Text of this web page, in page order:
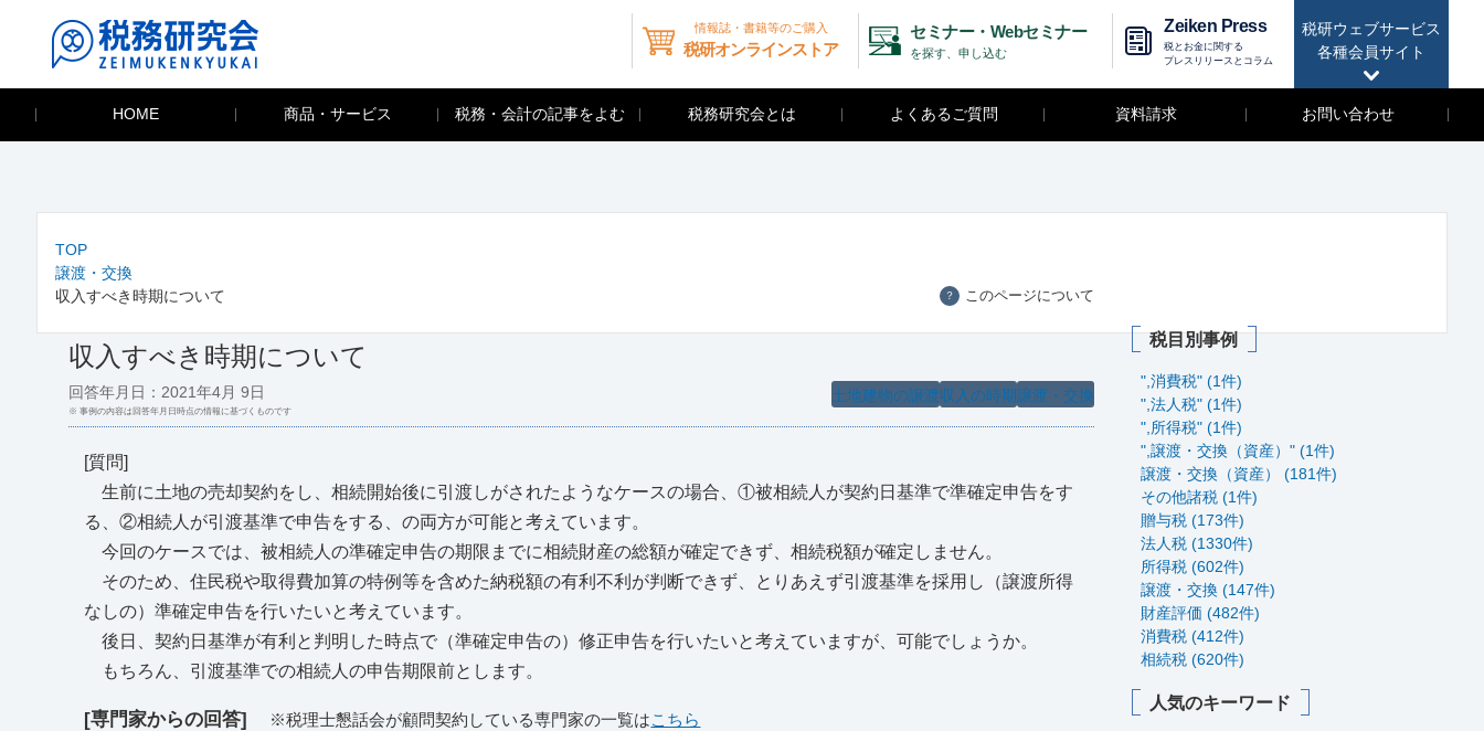
税研ウェブサービス
各種会員サイト
情報誌・書籍等のご購入
税研オンラインストア
セミナー・Webセミナー
を探す、申し込む
Zeiken Press
税とお金に関する
プレスリリースとコラム
HOME 商品・サービス 税務・会計の記事をよむ 税務研究会とは よくあるご質問 資料請求 お問い合わせ
TOP
譲渡・交換
収入すべき時期について
？ このページについて
収入すべき時期について
譲渡・交換
収入の時期
土地建物の譲渡
回答年月日：2021年4月 9日
※ 事例の内容は回答年月日時点の情報に基づくものです
[質問]
生前に土地の売却契約をし、相続開始後に引渡しがされたようなケースの場合、①被相続人が契約日基準で準確定申告をす
る、②相続人が引渡基準で申告をする、の両方が可能と考えています。
今回のケースでは、被相続人の準確定申告の期限までに相続財産の総額が確定できず、相続税額が確定しません。
そのため、住民税や取得費加算の特例等を含めた納税額の有利不利が判断できず、とりあえず引渡基準を採用し（譲渡所得
なしの）準確定申告を行いたいと考えています。
後日、契約日基準が有利と判明した時点で（準確定申告の）修正申告を行いたいと考えていますが、可能でしょうか。
もちろん、引渡基準での相続人の申告期限前とします。
[専門家からの回答] ※税理士懇話会が顧問契約している専門家の一覧はこちら
税目別事例
",消費税" (1件)
",法人税" (1件)
",所得税" (1件)
",譲渡・交換（資産）" (1件)
譲渡・交換（資産） (181件)
その他諸税 (1件)
贈与税 (173件)
法人税 (1330件)
所得税 (602件)
譲渡・交換 (147件)
財産評価 (482件)
消費税 (412件)
相続税 (620件)
人気のキーワード